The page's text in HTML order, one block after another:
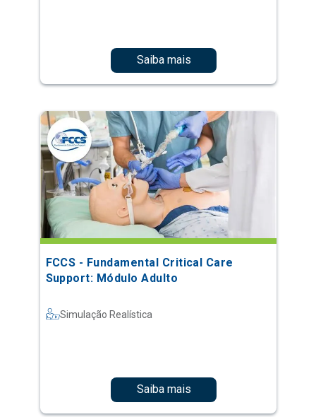
Saiba mais
FCCS - Fundamental Critical Care
Support: Módulo Adulto
Simulação Realística
Saiba mais